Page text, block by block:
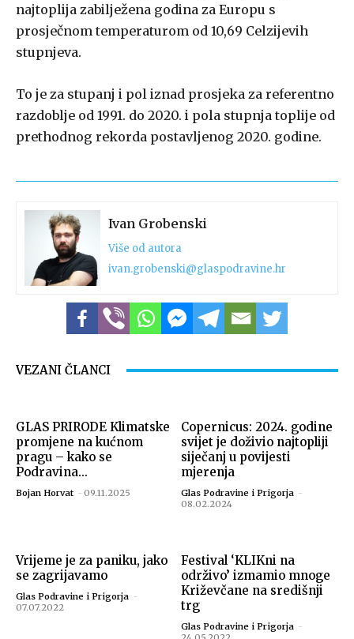
najtoplija zabilježena godina za Europu s
prosječnom temperaturom od 10,69 Celzijevih
stupnjeva.
To je za stupanj i pol iznad prosjeka za referentno
razdoblje od 1991. do 2020. i pola stupnja toplije od
prethodnog rekorda postavljenog 2020. godine.
Ivan Grobenski
Više od autora
ivan.grobenski@glaspodravine.hr
VEZANI ČLANCI
GLAS PRIRODE Klimatske
promjene na kućnom
pragu – kako se
Podravina...
Bojan Horvat - 09.11.2025
Copernicus: 2024. godine
svijet je doživio najtopliji
siječanj u povijesti
mjerenja
Glas Podravine i Prigorja -
08.02.2024
Vrijeme je za paniku, jako
se zagrijavamo
Glas Podravine i Prigorja -
07.07.2022
Festival ‘KLIKni na
održivo’ izmamio mnoge
Križevčane na središnji
trg
Glas Podravine i Prigorja -